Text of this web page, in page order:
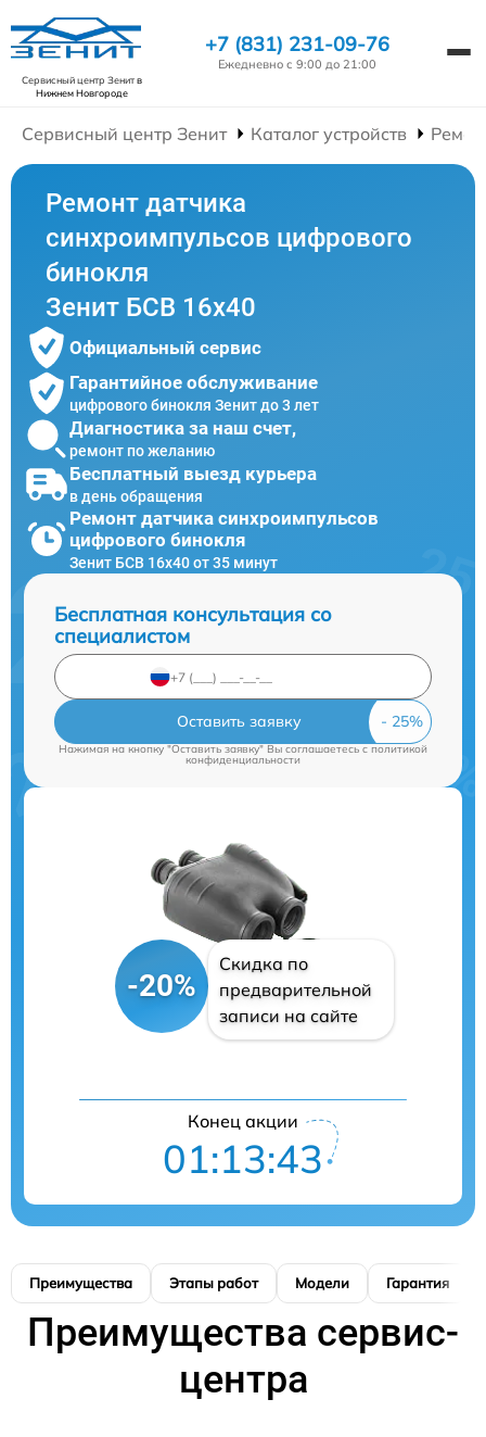
Сервисный центр Зенитв
Нижнем Новгороде
+7 (831) 231-09-76
Ежедневно с 9:00 до 21:00
Сервисный центр Зенит Каталог устройств
Ремонт датчика
синхроимпульсов цифрового
бинокля
Зенит БСВ 16х40
Официальный сервис
Гарантийное обслуживание
цифрового бинокля Зенит до 3 лет
Диагностика за наш счет,
ремонт по желанию
Бесплатный выезд курьера
в день обращения
Ремонт датчика синхроимпульсов
цифрового бинокля
Зенит БСВ 16х40 от 35 минут
Бесплатная консультация со
специалистом
Оставить заявку
Нажимая на кнопку "Оставить заявку" Вы соглашаетесь cполитикой
конфиденциальности
-20%
Скидка по
предварительной
записи на сайте
Конец акции
01:13:42
Преимущества Этапы работ Модели Гарантия
Преимущества сервис-
центра